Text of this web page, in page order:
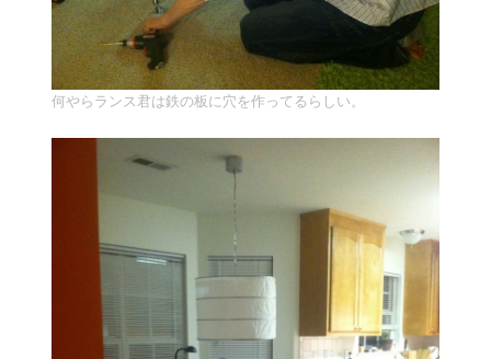
何やらランス君は鉄の板に穴を作ってるらしい。